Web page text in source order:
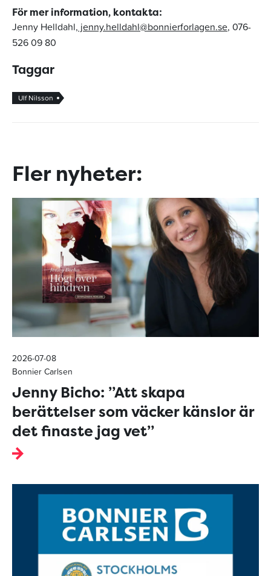
För mer information, kontakta:
Jenny Helldahl, jenny.helldahl@bonnierforlagen.se, 076-
526 09 80
Taggar
Ulf Nilsson
Fler nyheter:
2026-07-08
Bonnier Carlsen
Jenny Bicho: ”Att skapa
berättelser som väcker känslor är
det finaste jag vet”